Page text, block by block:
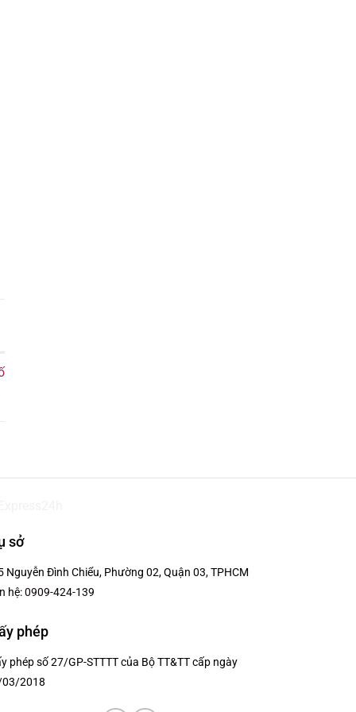
sở
Nguyễn Đình Chiểu, Phường 02, Quận 03, TPHCM
hệ:0909-424-139
phép
phép số 27/GP-STTTT của Bộ TT&TT cấp ngày
2018